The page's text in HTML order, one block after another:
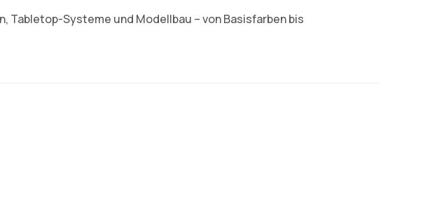
Systeme und Modellbau – von Basisfarben bis